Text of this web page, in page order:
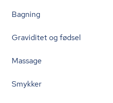
Bagning
Graviditet og fødsel
Massage
Smykker